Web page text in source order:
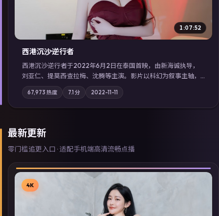
1:07:52
西港沉沙·逆行者
西港沉沙·逆行者于2022年6月2日在泰国首映，由新海诚执导，
刘亚仁、提莫西·查拉梅、沈腾等主演。影片以科幻为叙事主轴，
失踪人口档案牵出跨国灰色产业链；摄影与配乐强化地域气质；
站内亦可通过「国产免费观看高清电视剧在线看」延展检索同类
型高分佳作，畅享高清在线追剧体验。
67,973 热度 7.1分 2022-11-11
最新更新
零门槛追更入口 · 适配手机端高清流畅点播
4K